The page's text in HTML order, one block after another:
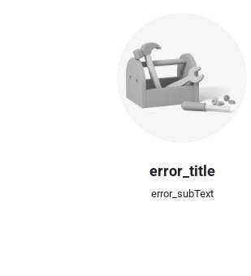
error_title
error_subText